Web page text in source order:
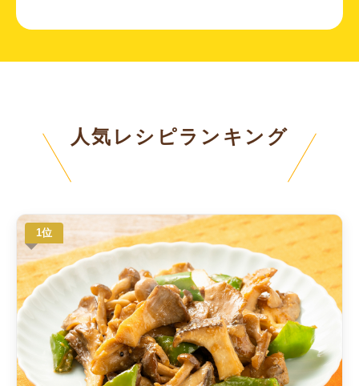
人気レシピランキング